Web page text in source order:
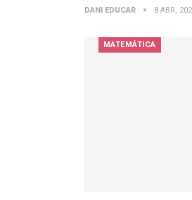
DANI EDUCAR 8 ABR,
MATEMÁTICA